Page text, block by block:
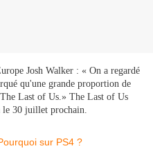
Josh Walker : « On a regardé
qu'une grande proportion de
Last of Us.» The Last of Us
le 30 juillet prochain.